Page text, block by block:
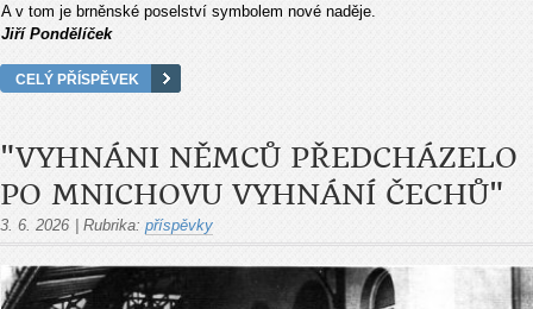
A v tom je brněnské poselství symbolem nové naděje.
Jiří Pondělíček
CELÝ PŘÍSPĚVEK
"VYHNÁNI NĚMCŮ PŘEDCHÁZELO
PO MNICHOVU VYHNÁNÍ ČE­CHŮ"
3. 6. 2026 | Rubrika: příspěvky